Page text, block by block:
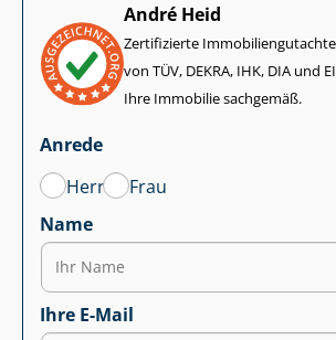
André Heid
Zertifizierte
von TÜV, DEKRA, IHK, DIA und
Ihre Immobilie sachgemäß.
Anrede
Herr
Frau
Name
Ihre E-Mail